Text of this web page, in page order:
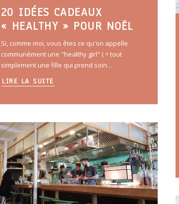
20 IDÉES CADEAUX
« HEALTHY » POUR NOËL
Si, comme moi, vous êtes ce qu'on appelle
communément une "healthy girl" ( = tout
simplement une fille qui prend soin…
LIRE LA SUITE